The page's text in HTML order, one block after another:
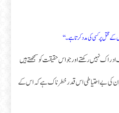
کے قتل پر کسی کی مدد کرتا ہے۔‘‘
نہیں رکھتے اور جو اس حقیقت کو سمجھتے ہیں
زبان کی بے احتیاطی اس قدر خطر ناک ہے کہ اس کے